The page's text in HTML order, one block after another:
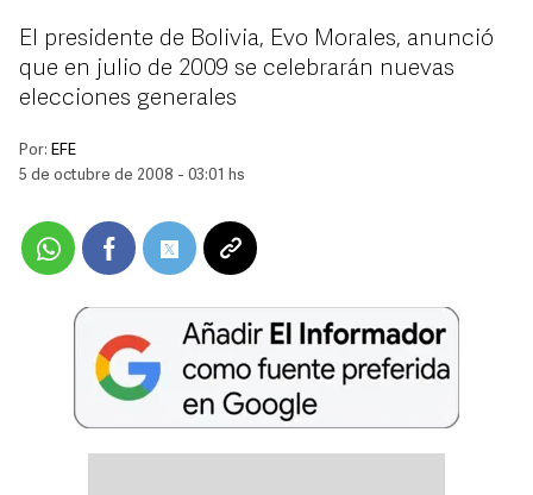
El presidente de Bolivia, Evo Morales, anunció
que en julio de 2009 se celebrarán nuevas
elecciones generales
Por: EFE
5 de octubre de 2008 - 03:01 hs